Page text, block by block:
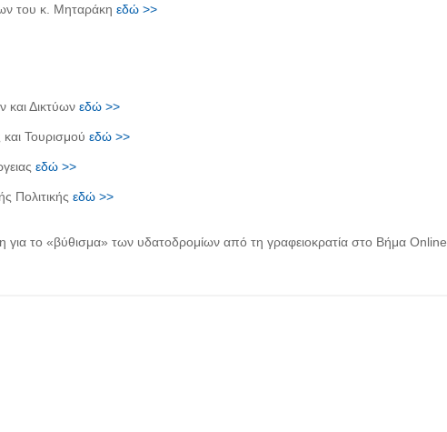
του κ. Μηταράκη εδώ >>
Δικτύων εδώ >>
Τουρισμού εδώ >>
εδώ >>
Πολιτικής εδώ >>
για το «βύθισμα» των υδατοδρομίων από τη γραφειοκρατία στο Βήμα Online